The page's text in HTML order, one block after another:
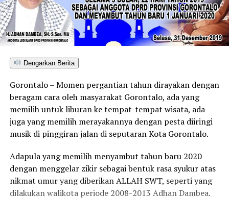
Dengarkan Berita
Gorontalo – Momen pergantian tahun dirayakan dengan
beragam cara oleh masyarakat Gorontalo, ada yang
memilih untuk liburan ke tempat-tempat wisata, ada
juga yang memilih merayakannya dengan pesta diiringi
musik di pinggiran jalan di seputaran Kota Gorontalo.
Adapula yang memilih menyambut tahun baru 2020
dengan menggelar zikir sebagai bentuk rasa syukur atas
nikmat umur yang diberikan ALLAH SWT, seperti yang
dilakukan walikota periode 2008-2013 Adhan Dambea.